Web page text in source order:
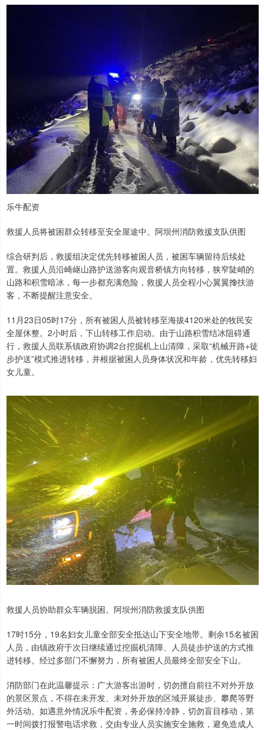
乐牛配资
救援人员将被困群众转移至安全屋途中。阿坝州消防救援支队供图
综合研判后，救援组决定优先转移被困人员，被困车辆留待后续处
置。救援人员沿崎岖山路护送游客向观音桥镇方向转移，狭窄陡峭的
山路和积雪暗冰，每一步都充满危险，救援人员全程小心翼翼搀扶游
客，不断提醒注意安全。
11月23日05时17分，所有被困人员被转移至海拔4120米处的牧民安
全屋休整。2小时后，下山转移工作启动。由于山路积雪结冰阻碍通
行，救援人员联系镇政府协调2台挖掘机上山清障，采取“机械开路+徒
步护送”模式推进转移，并根据被困人员身体状况和年龄，优先转移妇
女儿童。
救援人员协助群众车辆脱困。阿坝州消防救援支队供图
17时15分，19名妇女儿童全部安全抵达山下安全地带。剩余15名被困
人员，由镇政府于次日继续通过挖掘机清障、人员徒步护送的方式推
进转移。经过多部门不懈努力，所有被困人员最终全部安全下山。
消防部门在此温馨提示：广大游客出游时，切勿擅自前往不对外开放
的景区景点，不得在未开发、未对外开放的区域开展徒步、攀爬等野
外活动。如遇意外情况乐牛配资，务必保持冷静，切勿盲目移动，第
一时间拨打报警电话求救，交由专业人员实施安全施救，避免造成人